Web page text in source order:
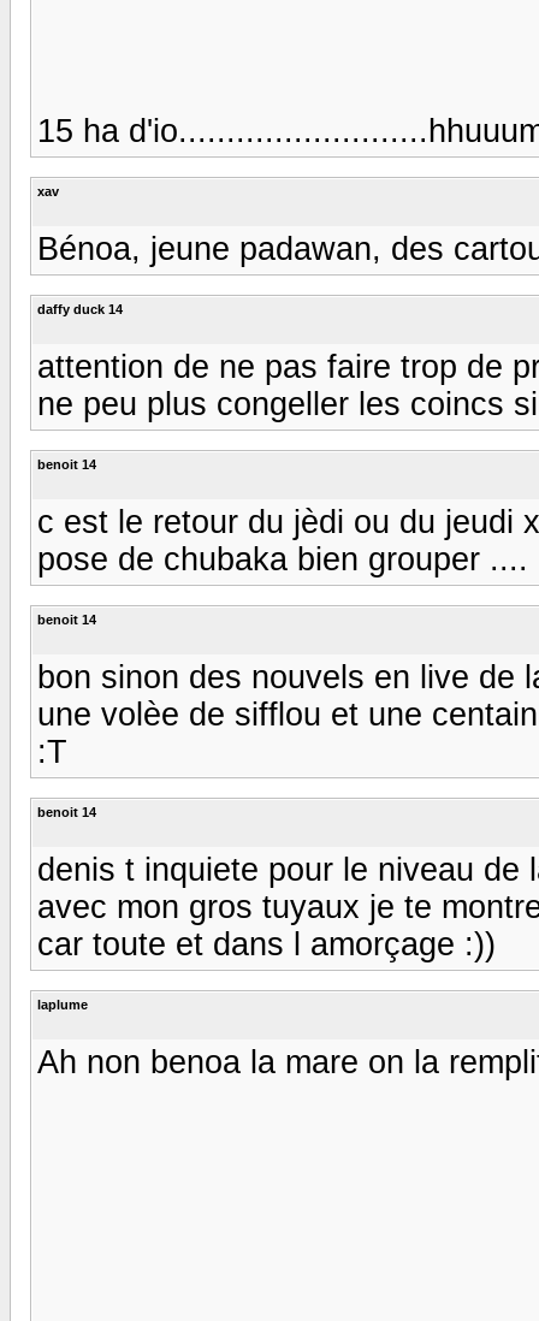
15 ha
xav
Bénoa, jeune padawan, des
daffy duck 14
attention de ne pas faire trop de
ne peu plus congeller les coincs
benoit 14
c est le retour du jèdi ou du jeudi
pose de chubaka bien grouper ....
benoit 14
bon sinon des nouvels en live de
une volèe de sifflou et une
:T
benoit 14
denis t inquiete pour le niveau de
avec mon gros tuyaux je te
car toute et dans l amorçage :))
laplume
Ah non benoa la mare on la